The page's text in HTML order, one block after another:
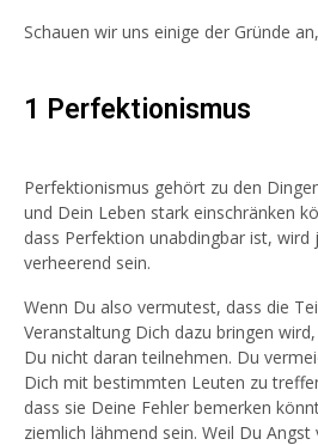
Schauen wir uns einige der Gründe
1 Perfektionismus
Perfektionismus gehört zu den
und Dein Leben stark einschränken
dass Perfektion unabdingbar ist,
verheerend sein.
Wenn Du also vermutest, dass die
Veranstaltung Dich dazu bringen
Du nicht daran teilnehmen. Du
Dich mit bestimmten Leuten zu
dass sie Deine Fehler bemerken
ziemlich lähmend sein. Weil Du